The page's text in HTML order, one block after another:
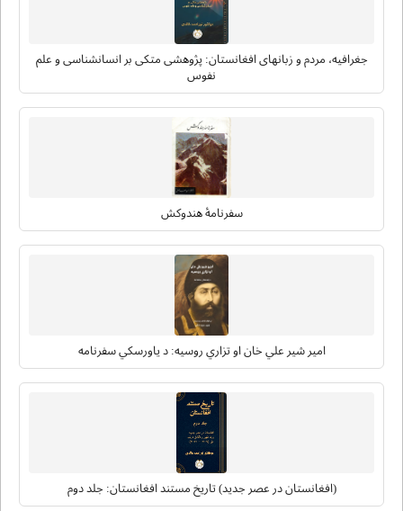
جغرافیه، مردم و زبانهای افغانستان: پژوهشی متکی بر انسانشناسی و علم
نفوس
سفرنامۀ هندوکش
امیر شیر علي خان او تزاري روسیه: د یاورسکي سفرنامه
(افغانستان در عصر جدید) تاریخ مستند افغانستان: جلد دوم